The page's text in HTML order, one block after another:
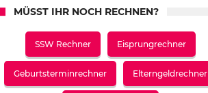
MÜSST IHR NOCH RECHNEN?
SSW Rechner Eisprungrechner
Geburtsterminrechner Elterngeldrechner